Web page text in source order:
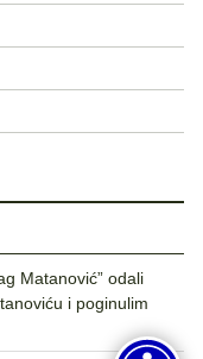
Matanović” odali
i poginulim